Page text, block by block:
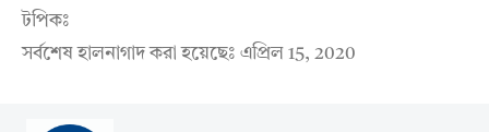
টপিকঃ
সর্বশেষ হালনাগাদ করা হয়েছেঃ এপ্রিল 15, 2020